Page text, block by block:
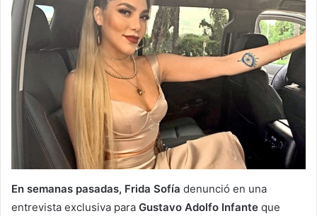
En semanas pasadas, Frida Sofía denunció en una
entrevista exclusiva para Gustavo Adolfo Infante que